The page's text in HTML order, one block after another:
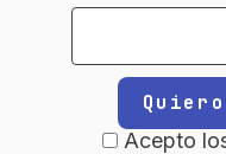
Acepto